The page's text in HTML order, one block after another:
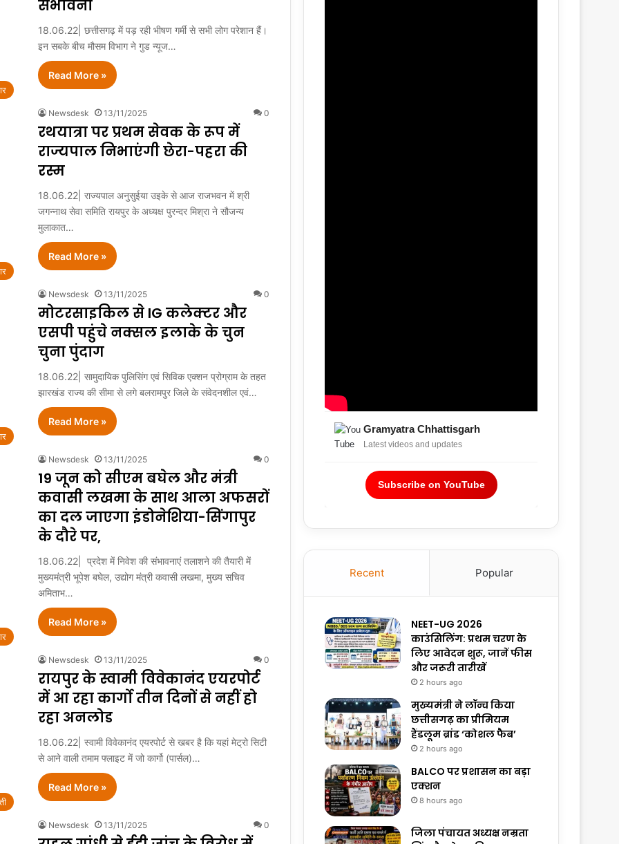
संभावना
18.06.22| छत्तीसगढ़ में पड़ रही भीषण गर्मी से सभी लोग परेशान हैं।
इन सबके बीच मौसम विभाग ने गुड न्यूज…
Read More »
Newsdesk 13/11/2025 0
रथयात्रा पर प्रथम सेवक के रूप में
राज्यपाल निभाएंगी छेरा-पहरा की
रस्म
18.06.22| राज्यपाल अनुसुईया उइके से आज राजभवन में श्री
जगन्नाथ सेवा समिति रायपुर के अध्यक्ष पुरन्दर मिश्रा ने सौजन्य
मुलाकात…
Read More »
Newsdesk 13/11/2025 0
मोटरसाइकिल से IG कलेक्टर और
एसपी पहुंचे नक्सल इलाके के चुन
चुना पुंदाग
18.06.22| सामुदायिक पुलिसिंग एवं सिविक एक्शन प्रोग्राम के तहत
झारखंड राज्य की सीमा से लगे बलरामपुर जिले के संवेदनशील एवं…
Read More »
Newsdesk 13/11/2025 0
19 जून को सीएम बघेल और मंत्री
कवासी लखमा के साथ आला अफसरों
का दल जाएगा इंडोनेशिया-सिंगापुर
के दौरे पर,
18.06.22| प्रदेश में निवेश की संभावनाएं तलाशने की तैयारी में
मुख्यमंत्री भूपेश बघेल, उद्योग मंत्री कवासी लखमा, मुख्य सचिव
अमिताभ…
Read More »
Newsdesk 13/11/2025 0
रायपुर के स्वामी विवेकानंद एयरपोर्ट
में आ रहा कार्गो तीन दिनों से नहीं हो
रहा अनलोड
18.06.22| स्वामी विवेकानंद एयरपोर्ट से खबर है कि यहां मेट्रो सिटी
से आने वाली तमाम फ्लाइट में जो कार्गो (पार्सल)…
Read More »
Newsdesk 13/11/2025 0
Gramyatra Chhattisgarh
Latest videos and updates
Subscribe on YouTube
Recent Popular
NEET-UG 2026
काउंसिलिंग: प्रथम चरण के
लिए आवेदन शुरू, जानें फीस
और जरूरी तारीखें
2 hours ago
मुख्यमंत्री ने लॉन्च किया
छत्तीसगढ़ का प्रीमियम
हैंडलूम ब्रांड ‘कोशल फैब’
2 hours ago
BALCO पर प्रशासन का बड़ा
एक्शन
8 hours ago
जिला पंचायत अध्यक्ष नम्रता